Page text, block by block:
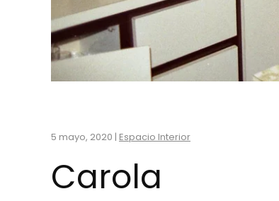
5 mayo, 2020 | Espacio Interior
Carola